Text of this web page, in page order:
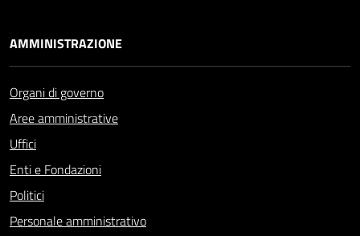
AMMINISTRAZIONE
Organi di governo
Aree amministrative
Uffici
Enti e Fondazioni
Politici
Personale amministrativo